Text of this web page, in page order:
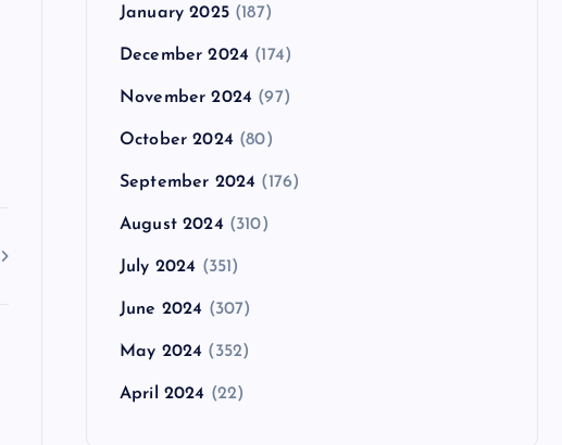
January 2025(187)
December 2024 (174)
November 2024 (97)
October 2024 (80)
September 2024 (176)
August 2024 (310)
July 2024 (351)
June 2024 (307)
May 2024 (352)
April 2024 (22)